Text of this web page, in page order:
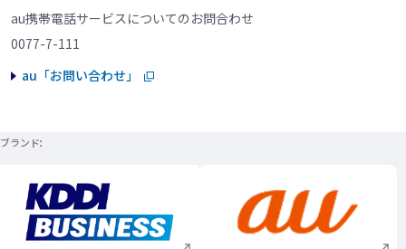
au携帯電話サービスについてのお問合わせ
0077-7-111
au「お問い合わせ」
ブランド
新規ウィンドウで開く 新規ウィンドウで